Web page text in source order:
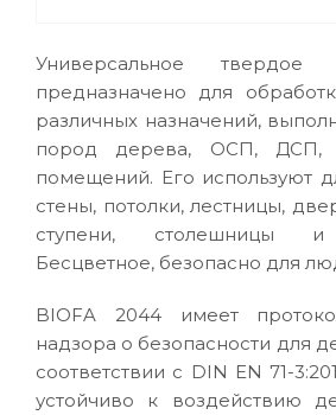
Универсальное
предназначено для
различных назначений,
пород дерева, ОСП, ДСП,
помещений. Его используют
стены, потолки, лестницы,
ступени, столешницы и
Бесцветное, безопасно для
BIOFA 2044 имеет
надзора о безопасности для
соответствии с DIN EN 71-
устойчиво к воздействию